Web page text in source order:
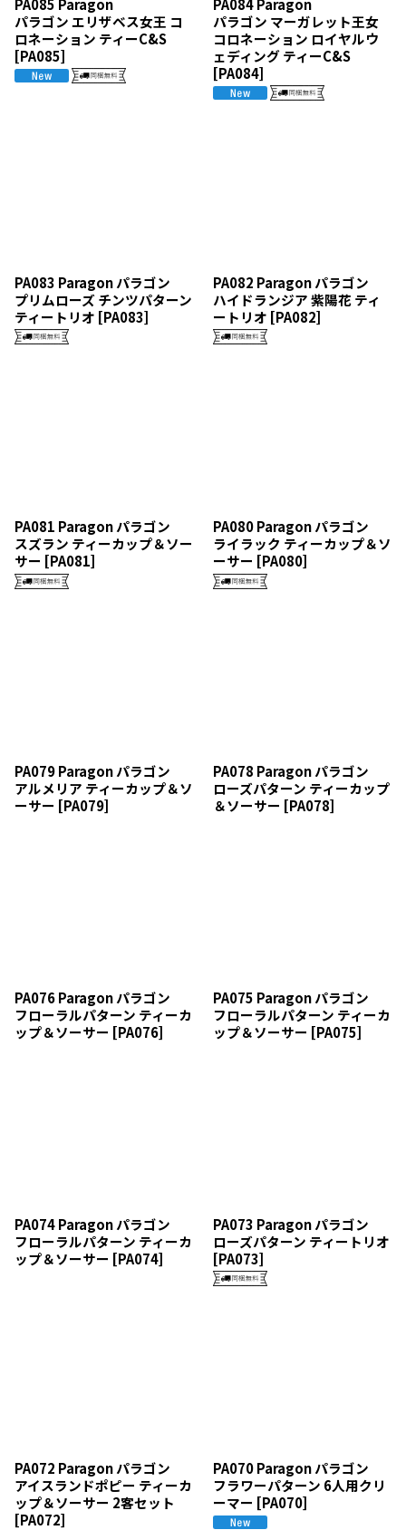
PA085 Paragon
パラゴン エリザベス女王 コ
ロネーション ティーC&S
[PA085]
PA084 Paragon
パラゴン マーガレット王女
コロネーション ロイヤルウ
ェディング ティーC&S
[PA084]
PA083 Paragon パラゴン
プリムローズ チンツパターン
ティートリオ [PA083]
PA082 Paragon パラゴン
ハイドランジア 紫陽花 ティ
ートリオ [PA082]
PA081 Paragon パラゴン
スズラン ティーカップ＆ソー
サー [PA081]
PA080 Paragon パラゴン
ライラック ティーカップ＆ソ
ーサー [PA080]
PA079 Paragon パラゴン
アルメリア ティーカップ＆ソ
ーサー [PA079]
PA078 Paragon パラゴン
ローズパターン ティーカップ
＆ソーサー [PA078]
PA076 Paragon パラゴン
フローラルパターン ティーカ
ップ＆ソーサー [PA076]
PA075 Paragon パラゴン
フローラルパターン ティーカ
ップ＆ソーサー [PA075]
PA074 Paragon パラゴン
フローラルパターン ティーカ
ップ＆ソーサー [PA074]
PA073 Paragon パラゴン
ローズパターン ティートリオ
[PA073]
PA072 Paragon パラゴン
アイスランドポピー ティーカ
ップ＆ソーサー 2客セット
[PA072]
PA070 Paragon パラゴン
フラワーパターン 6人用クリ
ーマー [PA070]